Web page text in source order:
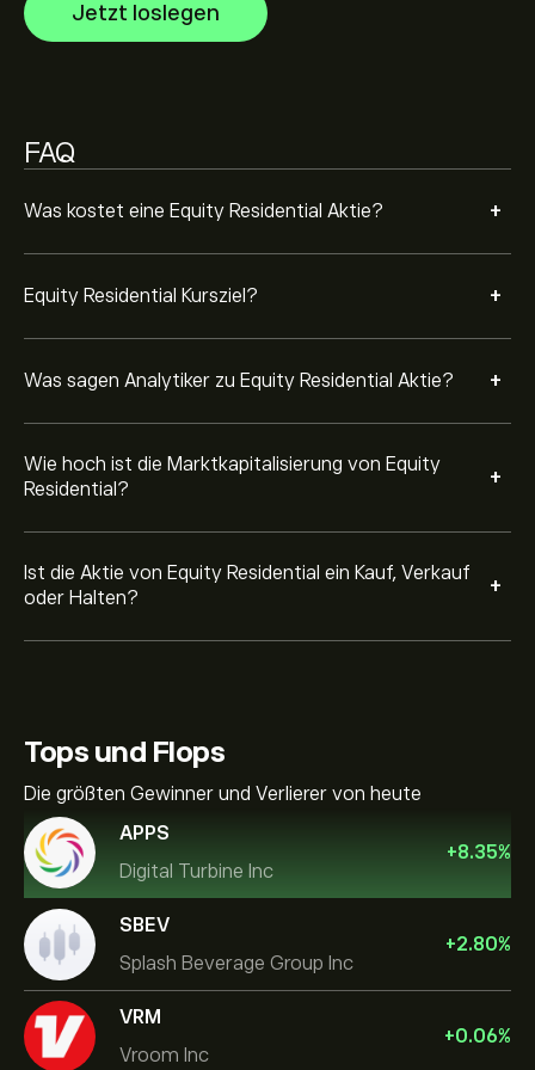
Jetzt loslegen
FAQ
Was kostet eine Equity Residential Aktie? +
Equity Residential Kursziel? +
Was sagen Analytiker zu Equity Residential Aktie? +
Wie hoch ist die Marktkapitalisierung von Equity
Residential?
+
Ist die Aktie von Equity Residential ein Kauf, Verkauf
oder Halten?
+
Konsens: Moderater Kauf.
Tops und Flops
Die größten Gewinner und Verlierer von heute
APPS
Digital Turbine Inc
+8.35%
SBEV
Splash Beverage Group Inc
+2.80%
VRM
Vroom Inc
+0.06%